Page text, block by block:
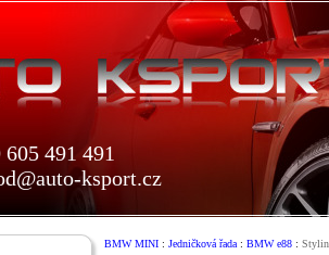
491 491
ksport.cz
BMW MINI : Jedničková řada : BMW e88 :